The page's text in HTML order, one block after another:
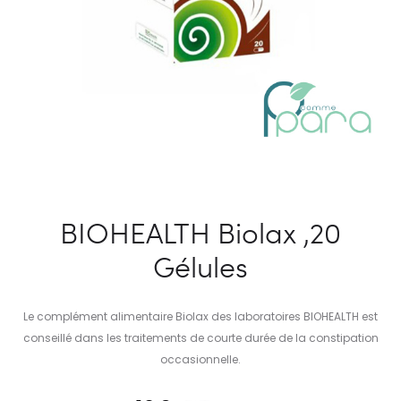
BIOHEALTH Biolax ,20
Gélules
Le complément alimentaire Biolax des laboratoires BIOHEALTH est
conseillé dans les traitements de courte durée de la constipation
occasionnelle.